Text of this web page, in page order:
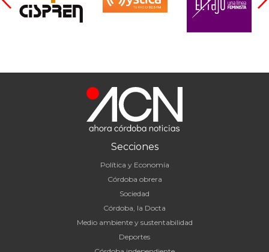
Secciones
Política y Economía
Córdoba obrera
Sociedad
Córdoba, la Docta
Medio ambiente y sustentabilidad
Deportes